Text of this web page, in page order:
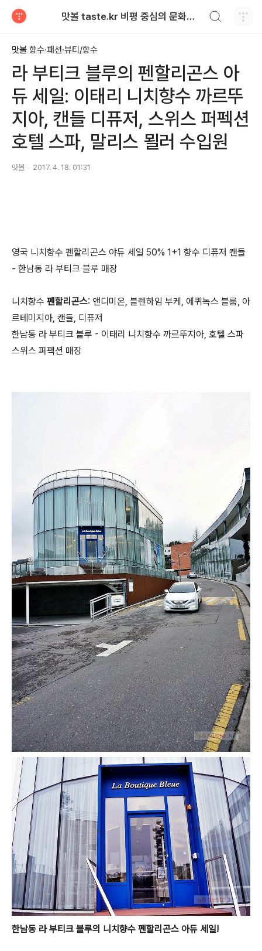
맛볼 taste.kr 비평 중심의 문화적 기호 · 맛 · 향기 리뷰
맛볼 향수·패션·뷰티/향수
라 부티크 블루의 펜할리곤스 아
듀 세일: 이태리 니치향수 까르뚜
지아, 캔들 디퓨저, 스위스 퍼펙션
호텔 스파, 말리스 묄러 수입원
맛볼 2017. 4. 18. 01:31
영국 니치향수 펜할리곤스 야듀 세일 50% 1+1 향수 디퓨저 캔들
- 한남동 라 부티크 블루 매장
니치향수 펜할리곤스: 앤디미온, 블렌하임 부케, 에퀴녹스 블룸, 아
르테미지아, 캔들, 디퓨저
한남동 라 부티크 블루 - 이태리 니치향수 까르뚜지아, 호텔 스파
스위스 퍼펙션 매장
한남동 라 부티크 블루의 니치향수 펜할리곤스 아듀 세일!